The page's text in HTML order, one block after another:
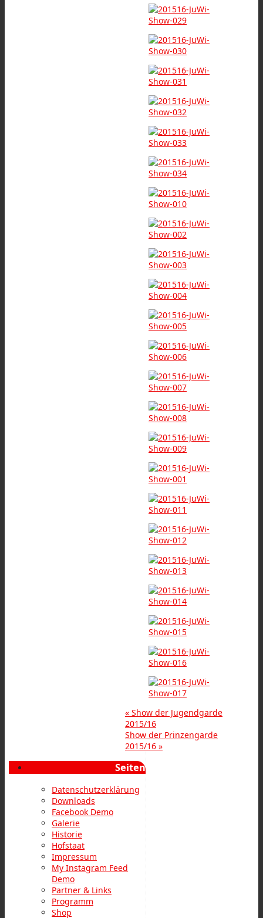
« Show der Jugendgarde
2015/16
Show der Prinzengarde
2015/16 »
Seiten
Datenschutzerklärung
Downloads
Facebook Demo
Galerie
Historie
Hofstaat
Impressum
My Instagram Feed
Demo
Partner & Links
Programm
Shop